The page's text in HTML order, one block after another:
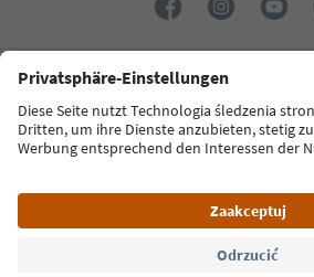
Język: Polski
FAQ Dane kontaktowe Naciśnij MICE
Ułatwieniach dostępu